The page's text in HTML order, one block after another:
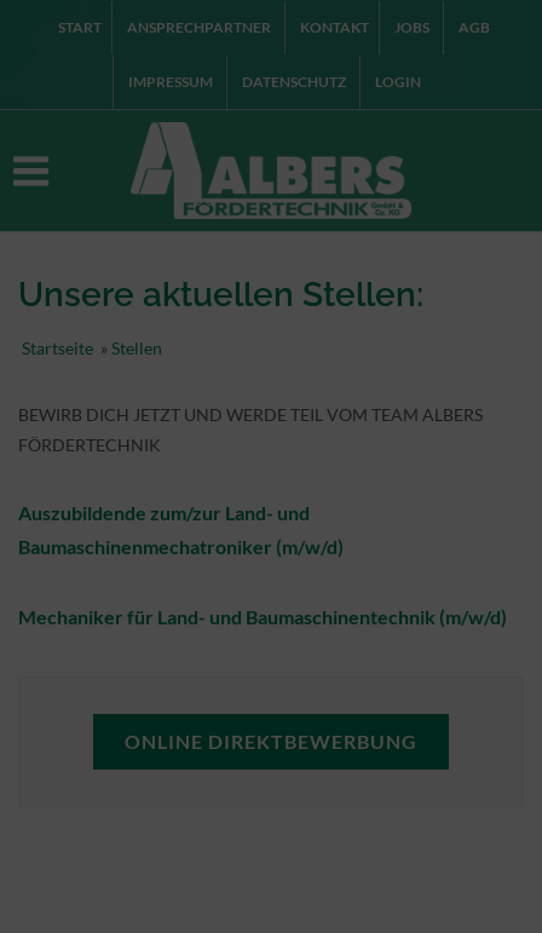
START ANSPRECHPARTNER KONTAKT JOBS AGB
IMPRESSUM DATENSCHUTZ LOGIN
Unsere aktuellen Stellen:
Startseite » Stellen
BEWIRB DICH JETZT UND WERDE TEIL VOM TEAM ALBERS
FÖRDERTECHNIK
Auszubildende zum/zur Land- und
Baumaschinenmechatroniker (m/w/d)
Mechaniker für Land- und Baumaschinentechnik (m/w/d)
ONLINE DIREKTBEWERBUNG